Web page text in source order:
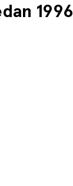
1996